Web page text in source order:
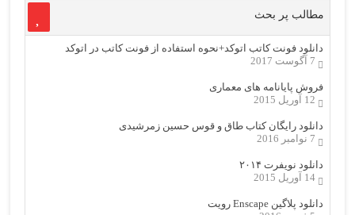
مطالب پر بحث
دانلود فونت کاتب اتوکد+نحوه استفاده از فونت کاتب در اتوکد
7 آگوست 2017
فروش پایانامه های معماری
12 آوریل 2015
دانلود رایگان کتاب طاق و قوس حسین زمرشیدی
7 نوامبر 2016
دانلود نویفرت ۲۰۱۴
14 آوریل 2015
دانلود پلاگین Enscape رویت